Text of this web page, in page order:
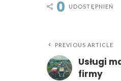
0 UDOSTĘPNIEŃ
PREVIOUS ARTICLE
Usługi
firmy